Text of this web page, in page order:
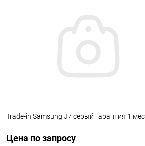
Trade-in Samsung J7 серый гарантия 1 мес
Цена по запросу